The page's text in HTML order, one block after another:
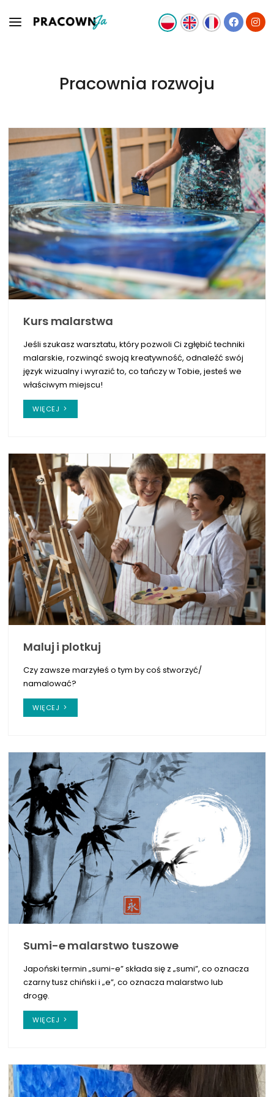
AKTUALNOŚCI
KONTAKT
Pracownia rozwoju
Kurs malarstwa
Jeśli szukasz warsztatu, który pozwoli Ci zgłębić techniki
malarskie, rozwinąć swoją kreatywność, odnaleźć swój
język wizualny i wyrazić to, co tańczy w Tobie, jesteś we
właściwym miejscu!
WIĘCEJ
Maluj i plotkuj
Czy zawsze marzyłeś o tym by coś stworzyć/
namalować?
WIĘCEJ
Sumi-e malarstwo tuszowe
Japoński termin „sumi-e” składa się z „sumi”, co oznacza
czarny tusz chiński i „e”, co oznacza malarstwo lub
drogę.
WIĘCEJ